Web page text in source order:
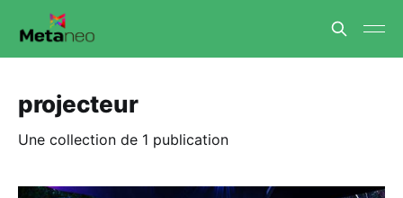
projecteur
Une collection de 1 publication